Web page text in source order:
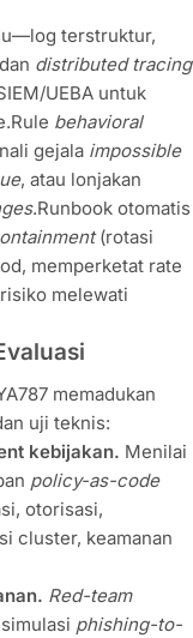
terstruktur,
distributed tracing
UEBA untuk
behavioral
gejala impossible
, atau lonjakan
.Runbook otomatis
(rotasi
memperketat rate
melewati
memadukan
uji teknis:
kebijakan. Menilai
policy-as-code
otorisasi,
cluster, keamanan
Red-team
phishing-to-